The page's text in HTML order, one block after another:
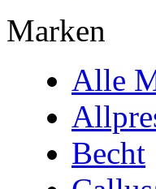
Marken
Alle
Becht